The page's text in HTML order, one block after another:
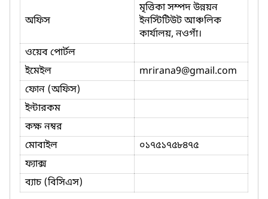
অফিস
মৃত্তিকা সম্পদ উন্নয়ন
ইনস্টিটিউট আঞ্চলিক
কার্যালয়, নওগাঁ।
ওয়েব পোর্টল
ইমেইল
mrirana9@gmail.com
ফোন (অফিস)
ইন্টারকম
কক্ষ নম্বর
মোবাইল
০১৭৫১৭৫৮৪৭৫
ফ্যাক্স
ব্যাচ (বিসিএস)